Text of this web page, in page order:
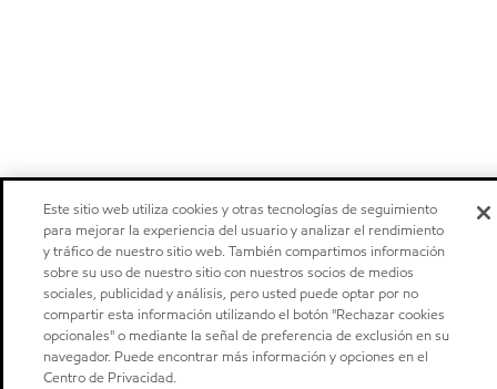
Este sitio web utiliza cookies y otras tecnologías de seguimiento
para mejorar la experiencia del usuario y analizar el rendimiento
y tráfico de nuestro sitio web. También compartimos información
sobre su uso de nuestro sitio con nuestros socios de medios
sociales, publicidad y análisis, pero usted puede optar por no
compartir esta información utilizando el botón "Rechazar cookies
opcionales" o mediante la señal de preferencia de exclusión en su
navegador. Puede encontrar más información y opciones en el
Centro de Privacidad.